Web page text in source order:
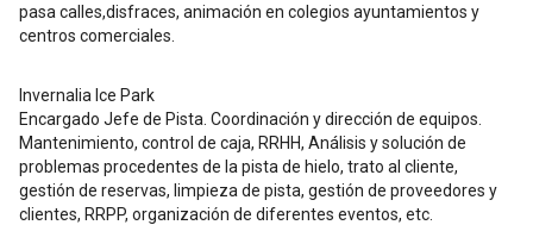
pasa calles,disfraces, animación en colegios ayuntamientos y
centros comerciales.
Invernalia Ice Park
Encargado Jefe de Pista. Coordinación y dirección de equipos.
Mantenimiento, control de caja, RRHH, Análisis y solución de
problemas procedentes de la pista de hielo, trato al cliente,
gestión de reservas, limpieza de pista, gestión de proveedores y
clientes, RRPP, organización de diferentes eventos, etc.